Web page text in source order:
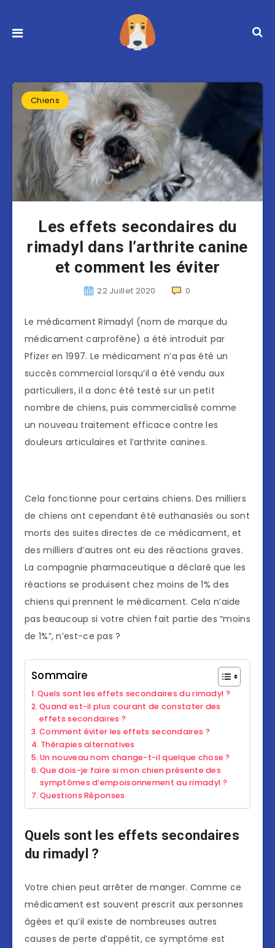
Chiens
Les effets secondaires du
rimadyl dans l’arthrite canine
et comment les éviter
22 Juillet 2020 0
Le médicament Rimadyl (nom de marque du
médicament carprofène) a été introduit par
Pfizer en 1997. Le médicament n’a pas été un
succès commercial lorsqu’il a été vendu aux
particuliers, il a donc été testé sur un petit
nombre de chiens, puis commercialisé comme
un nouveau traitement efficace contre les
douleurs articulaires et l’arthrite canines.
Cela fonctionne pour certains chiens. Des milliers
de chiens ont cependant été euthanasiés ou sont
morts des suites directes de ce médicament, et
des milliers d’autres ont eu des réactions graves.
La compagnie pharmaceutique a déclaré que les
réactions se produisent chez moins de 1% des
chiens qui prennent le médicament. Cela n’aide
pas beaucoup si votre chien fait partie des “moins
de 1%”, n’est-ce pas ?
Sommaire
Quels sont les effets secondaires du rimadyl ?
Quand est-il plus courant de constater des
effets secondaires ?
Comment éviter les effets secondaires ?
Thérapies alternatives
Un nouveau nom change-t-il quelque chose ?
Que dois-je faire si mon chien présente des
symptômes d’empoisonnement au rimadyl ?
Questions Réponses
Quels sont les effets secondaires
du rimadyl ?
Votre chien peut arrêter de manger. Comme ce
médicament est souvent prescrit aux personnes
âgées et qu’il existe de nombreuses autres
causes de perte d’appétit, ce symptôme est